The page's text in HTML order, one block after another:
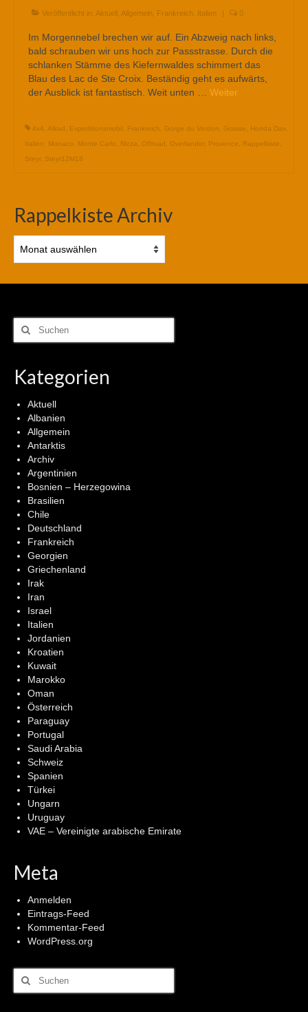
Veröffentlicht in: Aktuell Allgemein Frankreich Italien | 0
Im Morgennebel brechen wir auf. Ein Abzweig nach links,
bald schrauben wir uns hoch zur Passstrasse. Durch die
schlanken Stämme des Kiefernwaldes schimmert das
Blau des Lac de Ste Croix. Beständig geht es aufwärts,
der Ausblick ist fantastisch. Weit unten … Weiter
4x4 Allrad Expeditionsmobil Frankreich Gorge du Verdon Grasse Honda Dax
Italien
Monaco Monte Carlo Nizza Offroad Overlander, Provence Rappelkiste
Steyr, Steyr12M18
Rappelkiste Archiv
Archiv
Suchen
nach:
Kategorien
Aktuell
Albanien
Allgemein
Antarktis
Archiv
Argentinien
Bosnien – Herzegowina
Brasilien
Chile
Deutschland
Frankreich
Georgien
Griechenland
Irak
Iran
Israel
Italien
Jordanien
Kroatien
Kuwait
Marokko
Oman
Österreich
Paraguay
Portugal
Saudi Arabia
Schweiz
Spanien
Türkei
Ungarn
Uruguay
VAE – Vereinigte arabische Emirate
Meta
Anmelden
Eintrags-Feed
Kommentar-Feed
WordPress.org
Suchen
nach: